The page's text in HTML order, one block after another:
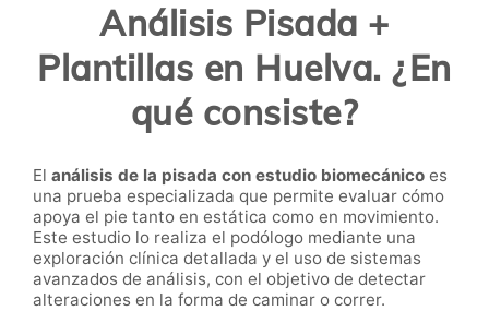
Análisis Pisada +
Plantillas en Huelva. ¿En
qué consiste?
El análisis de la pisada con estudio biomecánico es
una prueba especializada que permite evaluar cómo
apoya el pie tanto en estática como en movimiento.
Este estudio lo realiza el podólogo mediante una
exploración clínica detallada y el uso de sistemas
avanzados de análisis, con el objetivo de detectar
alteraciones en la forma de caminar o correr.